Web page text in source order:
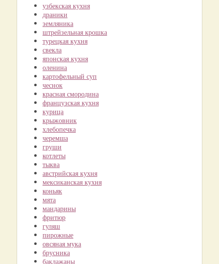
узбекская кухня
драники
земляника
штрейзельная крошка
турецкая кухня
свекла
японская кухня
оленина
картофельный суп
чеснок
красная смородина
французская кухня
курица
крыжовник
хлебопечка
черемша
груши
котлеты
тыква
австрийская кухня
мексиканская кухня
коньяк
мята
мандарины
фритюр
гуляш
пирожные
овсяная мука
брусника
баклажаны